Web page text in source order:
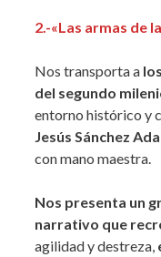
2.-«Las armas de
Nos transporta a
del segundo
entorno histórico y
Jesús Sánchez
con mano maestra.
Nos presenta un
narrativo que
agilidad y destreza,